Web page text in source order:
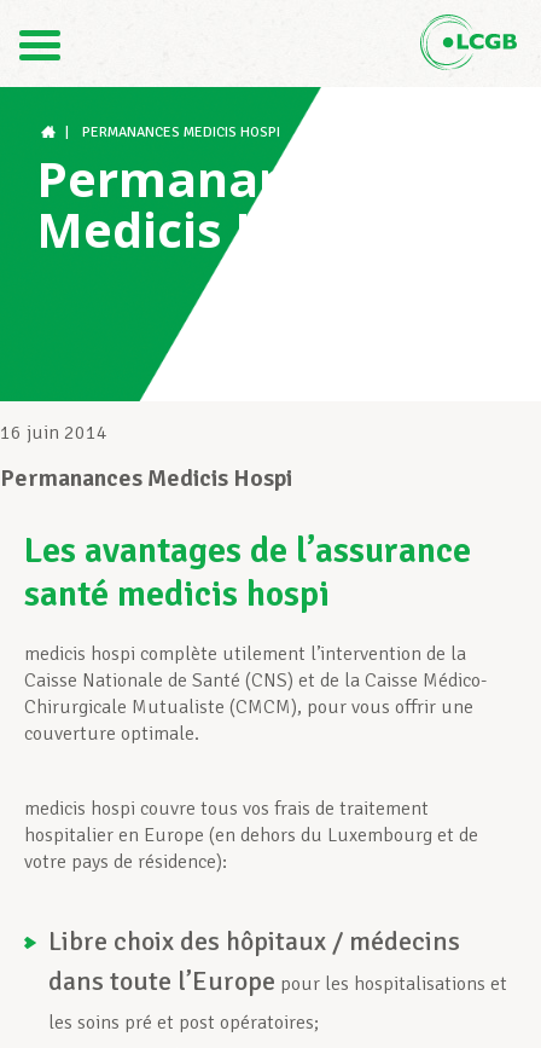
DE
Le LCGB
Structures syndicales
Assistance au Travail
Assistance en vie privée
Développement professionnel
PERMANANCES MEDICIS HOSPI
Permanances
Medicis Hospi
16 juin 2014
Permanances Medicis Hospi
Les avantages de l’assurance
santé medicis hospi
medicis hospi complète utilement l’intervention de la
Caisse Nationale de Santé (CNS) et de la Caisse Médico-
Chirurgicale Mutualiste (CMCM), pour vous offrir une
couverture optimale.
medicis hospi couvre tous vos frais de traitement
hospitalier en Europe (en dehors du Luxembourg et de
votre pays de résidence):
Libre choix des hôpitaux / médecins
dans toute l’Europe pour les hospitalisations et
les soins pré et post opératoires;